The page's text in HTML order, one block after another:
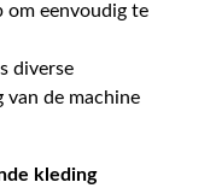
om eenvoudig te
diverse
de machine
kleding